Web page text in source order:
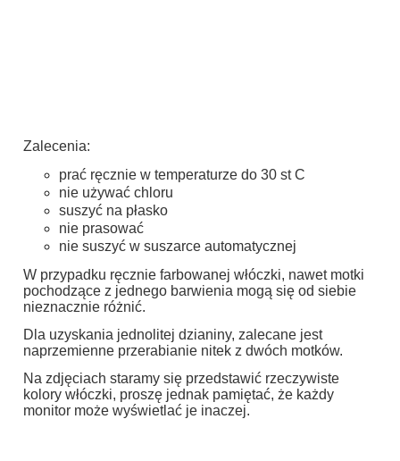
Zalecenia:
prać ręcznie w temperaturze do 30 st C
nie używać chloru
suszyć na płasko
nie prasować
nie suszyć w suszarce automatycznej
W przypadku ręcznie farbowanej włóczki, nawet motki
pochodzące z jednego barwienia mogą się od siebie
nieznacznie różnić.
Dla uzyskania jednolitej dzianiny, zalecane jest
naprzemienne przerabianie nitek z dwóch motków.
Na zdjęciach staramy się przedstawić rzeczywiste
kolory włóczki, proszę jednak pamiętać, że każdy
monitor może wyświetlać je inaczej.